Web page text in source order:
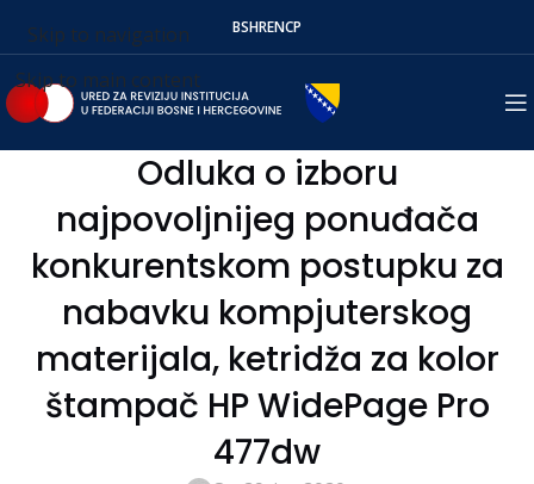
Skip to navigation
Skip to main content
BSHRENСР
Odluka o izboru
najpovoljnijeg ponuđača
konkurentskom postupku za
nabavku kompjuterskog
materijala, ketridža za kolor
štampač HP WidePage Pro
477dw